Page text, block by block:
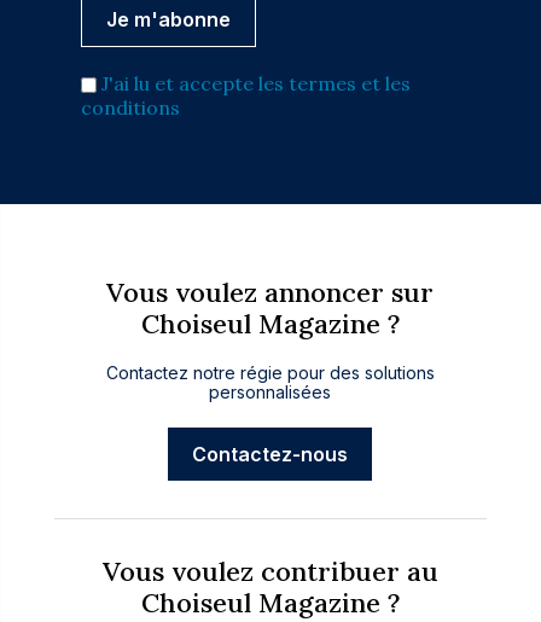
J'ai lu et accepte les termes et les
conditions
Vous voulez annoncer sur
Choiseul Magazine ?
Contactez notre régie pour des solutions
personnalisées
Contactez-nous
Vous voulez contribuer au
Choiseul Magazine ?